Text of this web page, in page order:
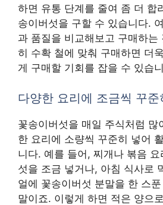
하면 유통 단계를 줄여 좀 더 합
송이버섯을 구할 수 있습니다.
과 품질을 비교해보고 구매하는
히 수확 철에 맞춰 구매하면 더
게 구매할 기회를 잡을 수 있습
다양한 요리에 조금씩 꾸준
꽃송이버섯을 매일 주식처럼 많
한 요리에 소량씩 꾸준히 넣어
니다. 예를 들어, 찌개나 볶음
섯을 조금 넣거나, 아침 식사로
얼에 꽃송이버섯 분말을 한 스
말이죠. 이렇게 하면 적은 양으